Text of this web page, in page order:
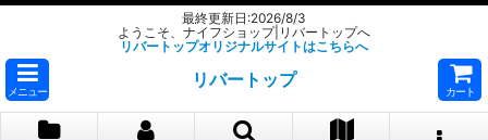
最終更新日:2026/8/3
ようこそ、ナイフショップ|リバートップへ
リバートップオリジナルサイトはこちらへ
メニュー
リバートップ
カート